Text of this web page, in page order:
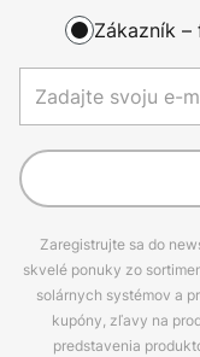
Zákazník
Zaregistrujte sa do
skvelé ponuky zo
solárnych systémov a
kupóny, zľavy na
predstavenia